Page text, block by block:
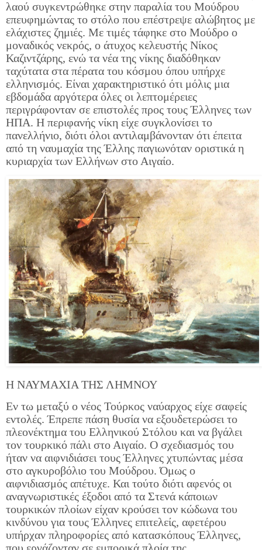
λαού συγκεντρώθηκε στην παραλία του Μούδρου
επευφημώντας το στόλο που επέστρεψε αλώβητος με
ελάχιστες ζημιές. Με τιμές τάφηκε στο Μούδρο ο
μοναδικός νεκρός, ο άτυχος κελευστής Νίκος
Καζιντζάρης, ενώ τα νέα της νίκης διαδόθηκαν
ταχύτατα στα πέρατα του κόσμου όπου υπήρχε
ελληνισμός. Είναι χαρακτηριστικό ότι μόλις μια
εβδομάδα αργότερα όλες οι λεπτομέρειες
περιγράφονταν σε επιστολές προς τους Έλληνες των
ΗΠΑ. Η περιφανής νίκη είχε συγκλονίσει το
πανελλήνιο, διότι όλοι αντιλαμβάνονταν ότι έπειτα
από τη ναυμαχία της Έλλης παγιωνόταν οριστικά η
κυριαρχία των Ελλήνων στο Αιγαίο.
Η ΝΑΥΜΑΧΙΑ ΤΗΣ ΛΗΜΝΟΥ
Εν τω μεταξύ ο νέος Τούρκος ναύαρχος είχε σαφείς
εντολές. Έπρεπε πάση θυσία να εξουδετερώσει το
πλεονέκτημα του Ελληνικού Στόλου και να βγάλει
τον τουρκικό πάλι στο Αιγαίο. Ο σχεδιασμός του
ήταν να αιφνιδιάσει τους Έλληνες χτυπώντας μέσα
στο αγκυροβόλιο του Μούδρου. Όμως ο
αιφνιδιασμός απέτυχε. Και τούτο διότι αφενός οι
αναγνωριστικές έξοδοι από τα Στενά κάποιων
τουρκικών πλοίων είχαν κρούσει τον κώδωνα του
κινδύνου για τους Έλληνες επιτελείς, αφετέρου
υπήρχαν πληροφορίες από κατασκόπους Έλληνες,
που εργάζονταν σε εμπορικά πλοία της